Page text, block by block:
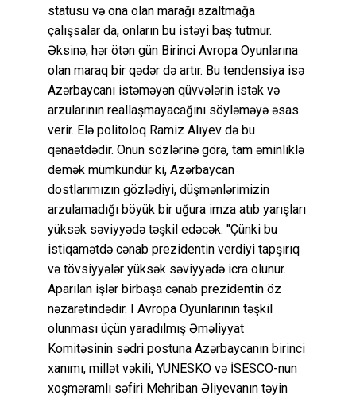
statusu və ona olan marağı azaltmağa
çalışsalar da, onların bu istəyi baş tutmur.
Əksinə, hər ötən gün Birinci Avropa Oyunlarına
olan maraq bir qədər də artır. Bu tendensiya isə
Azərbaycanı istəməyən qüvvələrin istək və
arzularının reallaşmayacağını söyləməyə əsas
verir. Elə politoloq Ramiz Alıyev də bu
qənaətdədir. Onun sözlərinə görə, tam əminliklə
demək mümkündür ki, Azərbaycan
dostlarımızın gözlədiyi, düşmənlərimizin
arzulamadığı böyük bir uğura imza atıb yarışları
yüksək səviyyədə təşkil edəcək: "Çünki bu
istiqamətdə cənab prezidentin verdiyi tapşırıq
və tövsiyyələr yüksək səviyyədə icra olunur.
Aparılan işlər birbaşa cənab prezidentin öz
nəzarətindədir. I Avropa Oyunlarının təşkil
olunması üçün yaradılmış Əməliyyat
Komitəsinin sədri postuna Azərbaycanın birinci
xanımı, millət vəkili, YUNESKO və İSESCO-nun
xoşməramlı səfiri Mehriban Əliyevanın təyin